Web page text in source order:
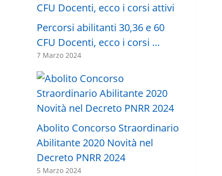
Percorsi abilitanti 30,36 e 60
CFU Docenti, ecco i corsi …
7 Marzo 2024
Abolito Concorso Straordinario
Abilitante 2020 Novità nel
Decreto PNRR 2024
5 Marzo 2024